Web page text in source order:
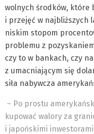
wolnych środków, które
i przejęć w najbliższych
niskim stopom
problemu z
czy to w bankach, czy
z umacniającym się
siła nabywcza
– Po prostu
kupować walory za
i japońskimi